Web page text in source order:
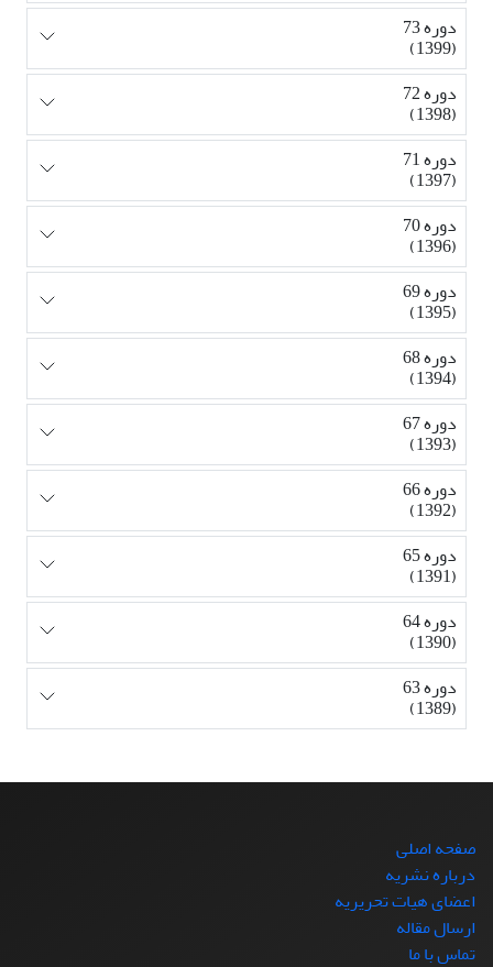
دوره 73
(1399)
دوره 72
(1398)
دوره 71
(1397)
دوره 70
(1396)
دوره 69
(1395)
دوره 68
(1394)
دوره 67
(1393)
دوره 66
(1392)
دوره 65
(1391)
دوره 64
(1390)
دوره 63
(1389)
صفحه اصلی
درباره نشریه
اعضای هیات تحریریه
ارسال مقاله
تماس با ما